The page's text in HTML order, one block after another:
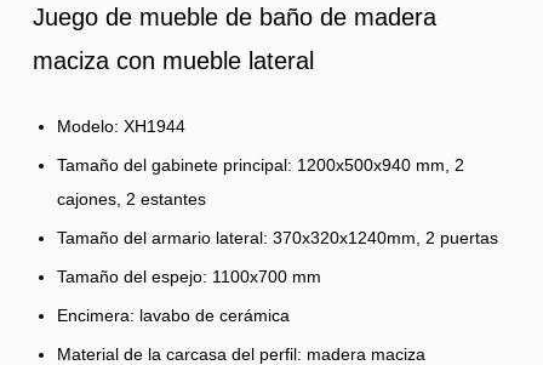
Juego de mueble de baño de madera
maciza con mueble lateral
Modelo: XH1944
Tamaño del gabinete principal: 1200x500x940 mm, 2
cajones, 2 estantes
Tamaño del armario lateral: 370x320x1240mm, 2 puertas
Tamaño del espejo: 1100x700 mm
Encimera: lavabo de cerámica
Material de la carcasa del perfil: madera maciza